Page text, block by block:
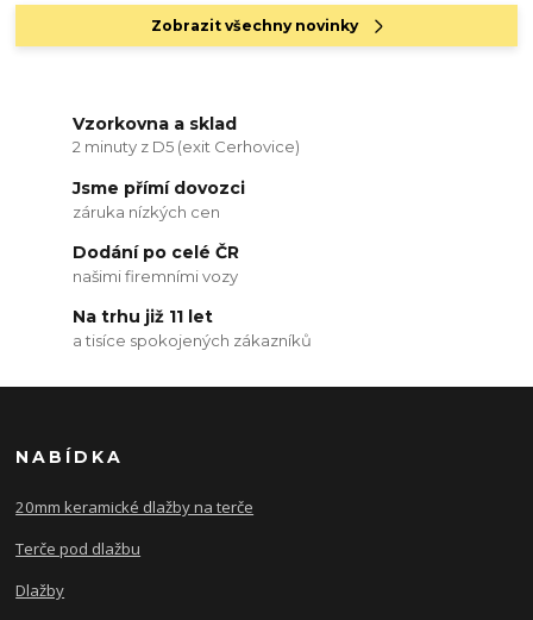
Zobrazit všechny novinky
Vzorkovna a sklad
2 minuty z D5 (exit Cerhovice)
Jsme přímí dovozci
záruka nízkých cen
Dodání po celé ČR
našimi firemními vozy
Na trhu již 11 let
a tisíce spokojených zákazníků
NABÍDKA
20mm keramické dlažby na terče
Terče pod dlažbu
Dlažby